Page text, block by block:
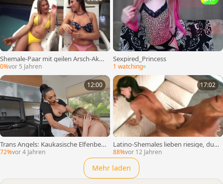
Shemale-Paar mit geilen Arsch-Akti
onen
0%vor 5 Jahren
Sexpired_Princess
1 watching
12:00
Trans Angels: Kaukasische Elfenbei
nchaos ist eine Nackte Blondine mit
Haaren
72%vor 4 Jahren
17:02
Latino-Shemales lieben riesige, dun
kle Knöpfe
88%vor 12 Jahren
Mehr laden